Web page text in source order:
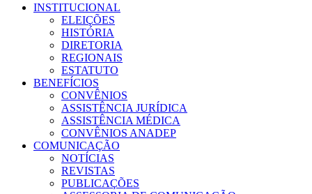
INSTITUCIONAL
ELEIÇÕES
HISTÓRIA
DIRETORIA
REGIONAIS
ESTATUTO
BENEFÍCIOS
CONVÊNIOS
ASSISTÊNCIA JURÍDICA
ASSISTÊNCIA MÉDICA
CONVÊNIOS ANADEP
COMUNICAÇÃO
NOTÍCIAS
REVISTAS
PUBLICAÇÕES